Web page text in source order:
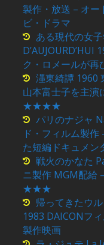
製作・放送 – オー
ビ・ドラマ
ある現代の女
D’AUJOURD’HUI
ク・ロメールが再
濹東綺譚 1960
山本富士子を主演
★★★★
パリのナジャ
ド・フィルム製
た短編ドキュメン
戦火のかなた
ニ製作 MGM配給
★★★
帰ってきたウ
1983 DAICONフ
製作映画